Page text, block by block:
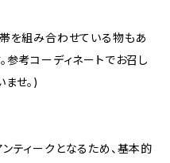
を組み合わせている物もあ
参考コーディネートでお召し
せ。)
ティークとなるため、基本的